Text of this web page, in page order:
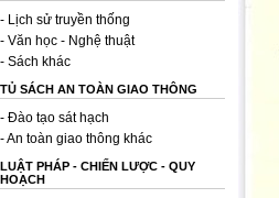
- Lịch sử truyền thống
- Văn học - Nghệ thuật
- Sách khác
TỦ SÁCH AN TOÀN GIAO THÔNG
- Đào tạo sát hạch
- An toàn giao thông khác
LUẬT PHÁP - CHIẾN LƯỢC - QUY
HOẠCH